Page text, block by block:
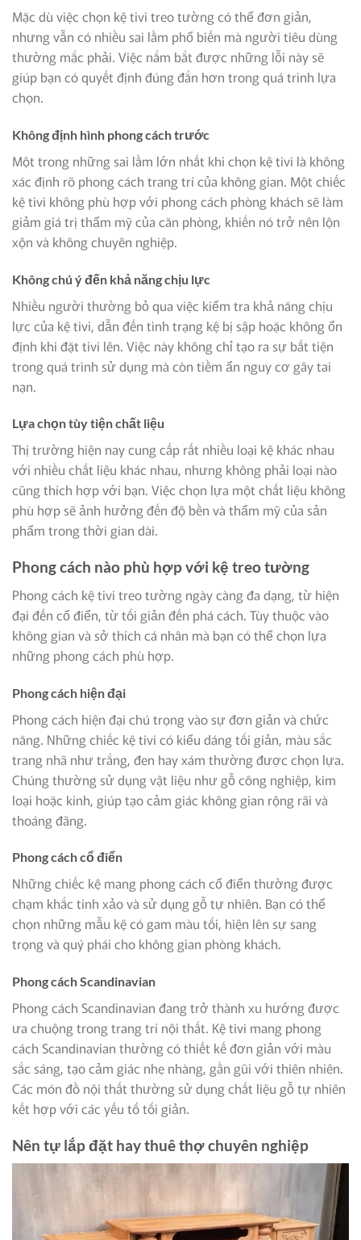
Mặc dù việc chọn kệ tivi treo tường có thể đơn giản,
nhưng vẫn có nhiều sai lầm phổ biến mà người tiêu dùng
thường mắc phải. Việc nắm bắt được những lỗi này sẽ
giúp bạn có quyết định đúng đắn hơn trong quá trình lựa
chọn.
Không định hình phong cách trước
Một trong những sai lầm lớn nhất khi chọn kệ tivi là không
xác định rõ phong cách trang trí của không gian. Một chiếc
kệ tivi không phù hợp với phong cách phòng khách sẽ làm
giảm giá trị thẩm mỹ của căn phòng, khiến nó trở nên lộn
xộn và không chuyên nghiệp.
Không chú ý đến khả năng chịu lực
Nhiều người thường bỏ qua việc kiểm tra khả năng chịu
lực của kệ tivi, dẫn đến tình trạng kệ bị sập hoặc không ổn
định khi đặt tivi lên. Việc này không chỉ tạo ra sự bất tiện
trong quá trình sử dụng mà còn tiềm ẩn nguy cơ gây tai
nạn.
Lựa chọn tùy tiện chất liệu
Thị trường hiện nay cung cấp rất nhiều loại kệ khác nhau
với nhiều chất liệu khác nhau, nhưng không phải loại nào
cũng thích hợp với bạn. Việc chọn lựa một chất liệu không
phù hợp sẽ ảnh hưởng đến độ bền và thẩm mỹ của sản
phẩm trong thời gian dài.
Phong cách nào phù hợp với kệ treo tường
Phong cách kệ tivi treo tường ngày càng đa dạng, từ hiện
đại đến cổ điển, từ tối giản đến phá cách. Tùy thuộc vào
không gian và sở thích cá nhân mà bạn có thể chọn lựa
những phong cách phù hợp.
Phong cách hiện đại
Phong cách hiện đại chú trọng vào sự đơn giản và chức
năng. Những chiếc kệ tivi có kiểu dáng tối giản, màu sắc
trang nhã như trắng, đen hay xám thường được chọn lựa.
Chúng thường sử dụng vật liệu như gỗ công nghiệp, kim
loại hoặc kính, giúp tạo cảm giác không gian rộng rãi và
thoáng đãng.
Phong cách cổ điển
Những chiếc kệ mang phong cách cổ điển thường được
chạm khắc tinh xảo và sử dụng gỗ tự nhiên. Bạn có thể
chọn những mẫu kệ có gam màu tối, hiện lên sự sang
trọng và quý phái cho không gian phòng khách.
Phong cách Scandinavian
Phong cách Scandinavian đang trở thành xu hướng được
ưa chuộng trong trang trí nội thất. Kệ tivi mang phong
cách Scandinavian thường có thiết kế đơn giản với màu
sắc sáng, tạo cảm giác nhẹ nhàng, gần gũi với thiên nhiên.
Các món đồ nội thất thường sử dụng chất liệu gỗ tự nhiên
kết hợp với các yếu tố tối giản.
Nên tự lắp đặt hay thuê thợ chuyên nghiệp